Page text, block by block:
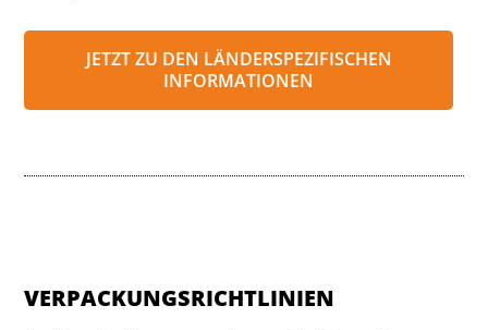
JETZT ZU DEN LÄNDERSPEZIFISCHEN
INFORMATIONEN
VERPACKUNGSRICHTLINIEN